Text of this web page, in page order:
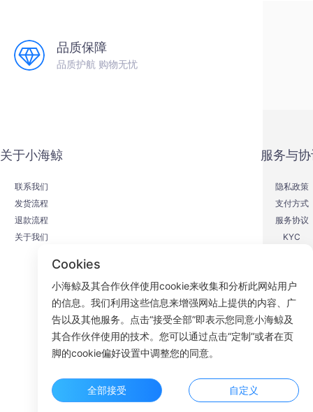
品质保障
品质护航 购物无忧
关于小海鲸
联系我们
发货流程
退款流程
关于我们
服务与
隐私政策
支付方式
服务协议
KYC
ROOM
Cookies
小海鲸及其合作伙伴使用cookie来收集和分析此网站用户
的信息。我们利用这些信息来增强网站上提供的内容、广
告以及其他服务。点击“接受全部”即表示您同意小海鲸及
其合作伙伴使用的技术。您可以通过点击“定制”或者在页
脚的cookie偏好设置中调整您的同意。
全部接受 自定义